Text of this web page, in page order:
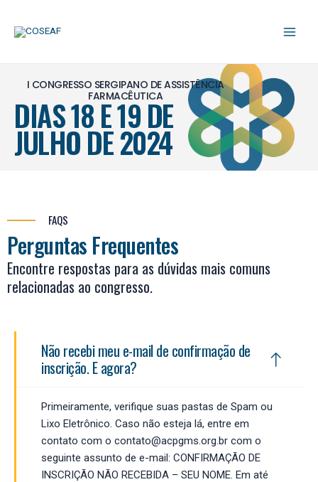
Menu
I CONGRESSO SERGIPANO DE ASSISTÊNCIA
FARMACÊUTICA
DIAS 18 E 19 DE
JULHO DE 2024
FAQS
Perguntas Frequentes
Encontre respostas para as dúvidas mais comuns
relacionadas ao congresso.
Não recebi meu e-mail de confirmação de
inscrição. E agora?
Primeiramente, verifique suas pastas de Spam ou
Lixo Eletrônico. Caso não esteja lá, entre em
contato com o contato@acpgms.org.br com o
seguinte assunto de e-mail: CONFIRMAÇÃO DE
INSCRIÇÃO NÃO RECEBIDA – SEU NOME. Em até